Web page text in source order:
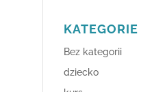
KATEGORIE
Bez kategorii
dziecko